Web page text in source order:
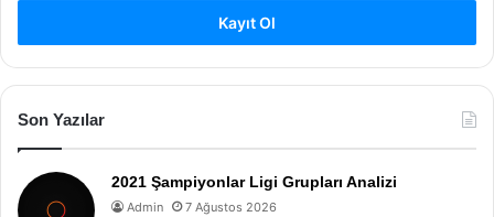
Kayıt Ol
Son Yazılar
2021 Şampiyonlar Ligi Grupları Analizi
Admin 7 Ağustos 2026